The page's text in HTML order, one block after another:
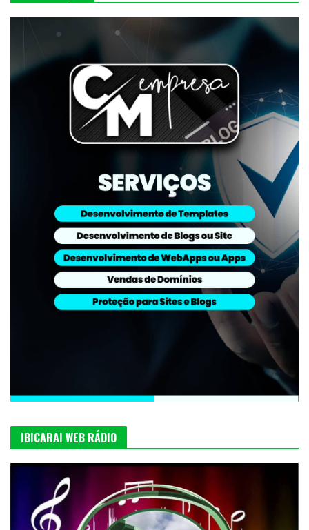
IBICARAI WEB RÁDIO